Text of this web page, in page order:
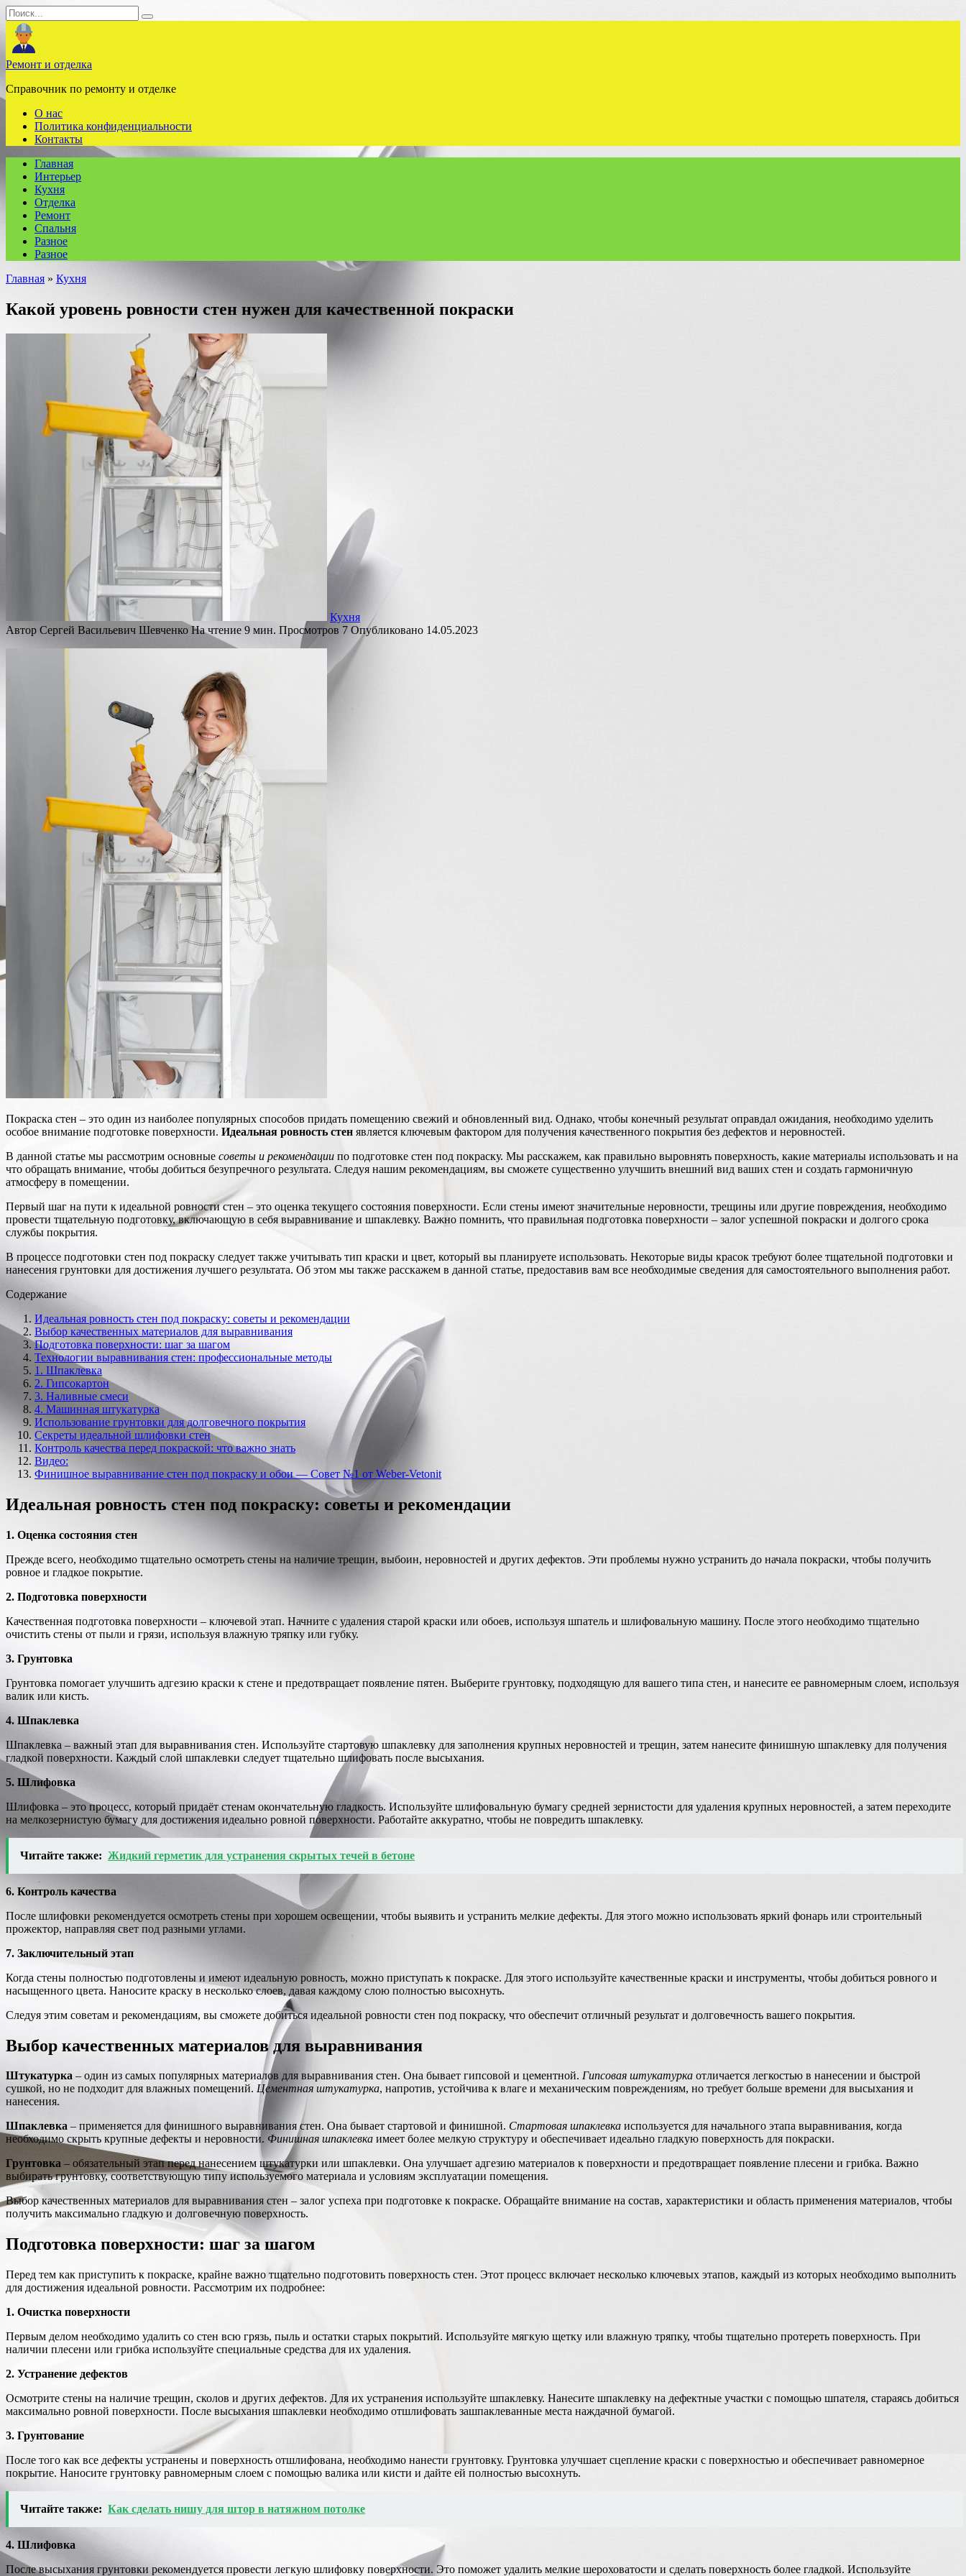
Перейти
к
содержанию
Search
for:
Ремонт и отделка
Справочник по ремонту и отделке
О нас
Политика конфиденциальности
Контакты
Главная
Интерьер
Кухня
Отделка
Ремонт
Спальня
Разное
Разное
Главная » Кухня
Какой уровень ровности стен нужен для качественной покраски
Кухня
Автор Сергей Васильевич Шевченко На чтение 9 мин. Просмотров 7 Опубликовано 14.05.2023
Покраска стен – это один из наиболее популярных способов придать помещению свежий и обновленный вид. Однако, чтобы конечный результат оправдал ожидания, необходимо уделить
особое внимание подготовке поверхности. Идеальная ровность стен является ключевым фактором для получения качественного покрытия без дефектов и неровностей.
В данной статье мы рассмотрим основные советы и рекомендации по подготовке стен под покраску. Мы расскажем, как правильно выровнять поверхность, какие материалы использовать и на
что обращать внимание, чтобы добиться безупречного результата. Следуя нашим рекомендациям, вы сможете существенно улучшить внешний вид ваших стен и создать гармоничную
атмосферу в помещении.
Первый шаг на пути к идеальной ровности стен – это оценка текущего состояния поверхности. Если стены имеют значительные неровности, трещины или другие повреждения, необходимо
провести тщательную подготовку, включающую в себя выравнивание и шпаклевку. Важно помнить, что правильная подготовка поверхности – залог успешной покраски и долгого срока
службы покрытия.
В процессе подготовки стен под покраску следует также учитывать тип краски и цвет, который вы планируете использовать. Некоторые виды красок требуют более тщательной подготовки и
нанесения грунтовки для достижения лучшего результата. Об этом мы также расскажем в данной статье, предоставив вам все необходимые сведения для самостоятельного выполнения работ.
Содержание
Идеальная ровность стен под покраску: советы и рекомендации
Выбор качественных материалов для выравнивания
Подготовка поверхности: шаг за шагом
Технологии выравнивания стен: профессиональные методы
1. Шпаклевка
2. Гипсокартон
3. Наливные смеси
4. Машинная штукатурка
Использование грунтовки для долговечного покрытия
Секреты идеальной шлифовки стен
Контроль качества перед покраской: что важно знать
Видео:
Финишное выравнивание стен под покраску и обои — Совет №1 от Weber-Vetonit
Идеальная ровность стен под покраску: советы и рекомендации
1. Оценка состояния стен
Прежде всего, необходимо тщательно осмотреть стены на наличие трещин, выбоин, неровностей и других дефектов. Эти проблемы нужно устранить до начала покраски, чтобы получить
ровное и гладкое покрытие.
2. Подготовка поверхности
Качественная подготовка поверхности – ключевой этап. Начните с удаления старой краски или обоев, используя шпатель и шлифовальную машину. После этого необходимо тщательно
очистить стены от пыли и грязи, используя влажную тряпку или губку.
3. Грунтовка
Грунтовка помогает улучшить адгезию краски к стене и предотвращает появление пятен. Выберите грунтовку, подходящую для вашего типа стен, и нанесите ее равномерным слоем, используя
валик или кисть.
4. Шпаклевка
Шпаклевка – важный этап для выравнивания стен. Используйте стартовую шпаклевку для заполнения крупных неровностей и трещин, затем нанесите финишную шпаклевку для получения
гладкой поверхности. Каждый слой шпаклевки следует тщательно шлифовать после высыхания.
5. Шлифовка
Шлифовка – это процесс, который придаёт стенам окончательную гладкость. Используйте шлифовальную бумагу средней зернистости для удаления крупных неровностей, а затем переходите
на мелкозернистую бумагу для достижения идеально ровной поверхности. Работайте аккуратно, чтобы не повредить шпаклевку.
Читайте также: Жидкий герметик для устранения скрытых течей в бетоне
6. Контроль качества
После шлифовки рекомендуется осмотреть стены при хорошем освещении, чтобы выявить и устранить мелкие дефекты. Для этого можно использовать яркий фонарь или строительный
прожектор, направляя свет под разными углами.
7. Заключительный этап
Когда стены полностью подготовлены и имеют идеальную ровность, можно приступать к покраске. Для этого используйте качественные краски и инструменты, чтобы добиться ровного и
насыщенного цвета. Наносите краску в несколько слоев, давая каждому слою полностью высохнуть.
Следуя этим советам и рекомендациям, вы сможете добиться идеальной ровности стен под покраску, что обеспечит отличный результат и долговечность вашего покрытия.
Выбор качественных материалов для выравнивания
Штукатурка– один из самых популярных материалов для выравнивания стен. Она бывает гипсовой и цементной. Гипсовая штукатурка отличается легкостью в нанесении и быстрой
сушкой, но не подходит для влажных помещений. Цементная штукатурка, напротив, устойчива к влаге и механическим повреждениям, но требует больше времени для высыхания и
нанесения.
Шпаклевка – применяется для финишного выравнивания стен. Она бывает стартовой и финишной. Стартовая шпаклевка используется для начального этапа выравнивания, когда
необходимо скрыть крупные дефекты и неровности. Финишная шпаклевка имеет более мелкую структуру и обеспечивает идеально гладкую поверхность для покраски.
Грунтовка – обязательный этап перед нанесением штукатурки или шпаклевки. Она улучшает адгезию материалов к поверхности и предотвращает появление плесени и грибка. Важно
выбирать грунтовку, соответствующую типу используемого материала и условиям эксплуатации помещения.
Выбор качественных материалов для выравнивания стен – залог успеха при подготовке к покраске. Обращайте внимание на состав, характеристики и область применения материалов, чтобы
получить максимально гладкую и долговечную поверхность.
Подготовка поверхности: шаг за шагом
Перед тем как приступить к покраске, крайне важно тщательно подготовить поверхность стен. Этот процесс включает несколько ключевых этапов, каждый из которых необходимо выполнить
для достижения идеальной ровности. Рассмотрим их подробнее:
1. Очистка поверхности
Первым делом необходимо удалить со стен всю грязь, пыль и остатки старых покрытий. Используйте мягкую щетку или влажную тряпку, чтобы тщательно протереть поверхность. При
наличии плесени или грибка используйте специальные средства для их удаления.
2. Устранение дефектов
Осмотрите стены на наличие трещин, сколов и других дефектов. Для их устранения используйте шпаклевку. Нанесите шпаклевку на дефектные участки с помощью шпателя, стараясь добиться
максимально ровной поверхности. После высыхания шпаклевки необходимо отшлифовать зашпаклеванные места наждачной бумагой.
3. Грунтование
После того как все дефекты устранены и поверхность отшлифована, необходимо нанести грунтовку. Грунтовка улучшает сцепление краски с поверхностью и обеспечивает равномерное
покрытие. Наносите грунтовку равномерным слоем с помощью валика или кисти и дайте ей полностью высохнуть.
Читайте также: Как сделать нишу для штор в натяжном потолке
4. Шлифовка
После высыхания грунтовки рекомендуется провести легкую шлифовку поверхности. Это поможет удалить мелкие шероховатости и сделать поверхность более гладкой. Используйте